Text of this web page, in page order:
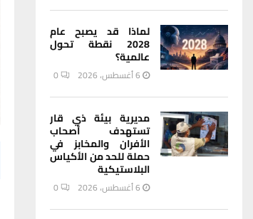
لماذا قد يصبح عام
2028 نقطة تحول
عالمية؟
6 أغسطس، 2026 0
مديرية بيئة ذي قار
تستهدف أصحاب
الأفران والمخابز في
حملة للحد من الأكياس
البلاستيكية
6 أغسطس، 2026 0